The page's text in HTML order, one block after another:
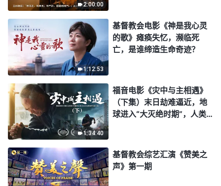
2:00:00
1:12:53
基督教会电影《神是我心灵
的歌》瘫痪失忆，濒临死
亡，是谁缔造生命奇迹？
1:34:40
福音电影《灾中与主相遇》
（下集）末日劫难逼近，地
球进入“大灭绝时期”，人类
基督教会综艺汇演《赞美之
声》第一期